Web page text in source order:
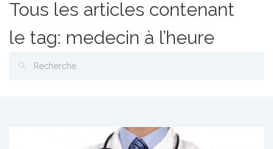
Tous les articles contenant
le tag: medecin à l’heure